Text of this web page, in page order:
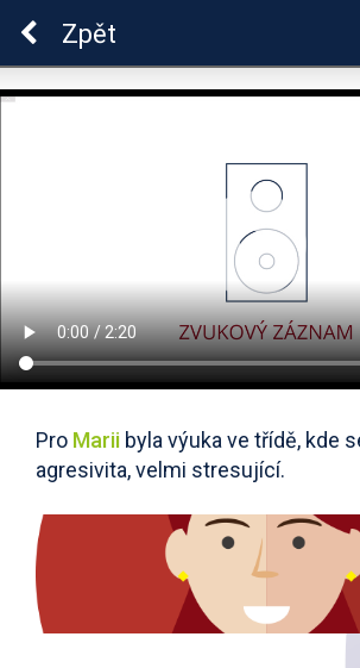
Zpět
Pro Marii byla výuka ve třídě, kde
agresivita, velmi stresující.